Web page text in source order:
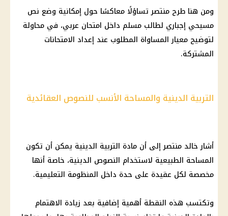
ومن هنا طرح منتصر تساؤلًا معاكسًا حول إمكانية وضع نص
مسيحي إجباري لطالب مسلم داخل امتحان عربي، في محاولة
لتوضيح معيار المساواة المطلوب عند إعداد الامتحانات
المشتركة.
التربية الدينية والمساحة الأنسب للنصوص العقائدية
أشار خالد منتصر إلى أن مادة التربية الدينية يمكن أن تكون
المساحة الطبيعية لاستخدام النصوص الدينية، خاصة أنها
مخصصة لكل عقيدة على حدة داخل المنظومة التعليمية.
وتكتسب هذه النقطة أهمية إضافية بعد زيادة الاهتمام